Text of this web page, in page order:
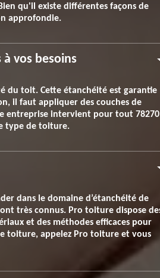
qu'il existe différentes façons de
approfondie.
vos besoins
du toit. Cette étanchéité est garantie
il faut appliquer des couches de
entreprise intervient pour tout 78270
type de toiture.
dans le domaine d’étanchéité de
très connus. Pro toiture dispose
et des méthodes efficaces pour
toiture, appelez Pro toiture et vous